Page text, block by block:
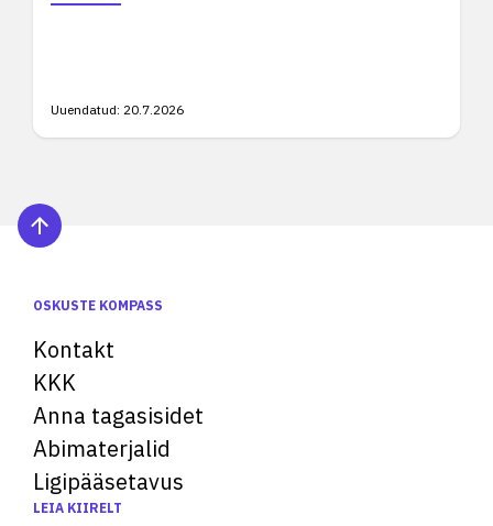
Uuendatud: 20.7.2026
OSKUSTE KOMPASS
Kontakt
KKK
Anna tagasisidet
Abimaterjalid
Ligipääsetavus
LEIA KIIRELT